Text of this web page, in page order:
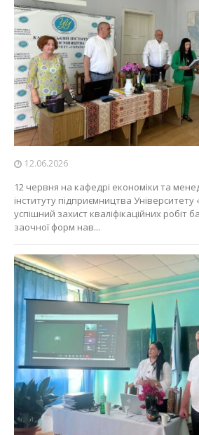
12.06.2026
12 червня на кафедрі економіки та
інституту підприємництва Університету
успішний захист кваліфікаційних робіт
заочної форм нав...